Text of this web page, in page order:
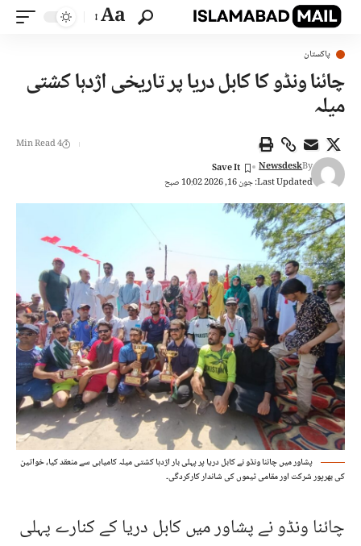
Aa
پاکستان
چائنا ونڈو کا کابل دریا پر تاریخی اژدہا کشتی
میلہ
Last Updated: جون 16, 2026 10:02 صبح
By
Newsdesk
4 Min Read
پشاور میں چائنا ونڈو نے کابل دریا پر پہلی بار اژدہا کشتی میلہ کامیابی سے منعقد کیا، خواتین
کی بھرپور شرکت اور مقامی ٹیموں کی شاندار کارکردگی۔
چائنا ونڈو نے پشاور میں کابل دریا کے کنارے پہلی